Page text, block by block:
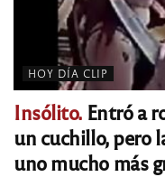
HOY DÍA CLIP
Insólito. Entró a
un cuchillo, pero
uno mucho más